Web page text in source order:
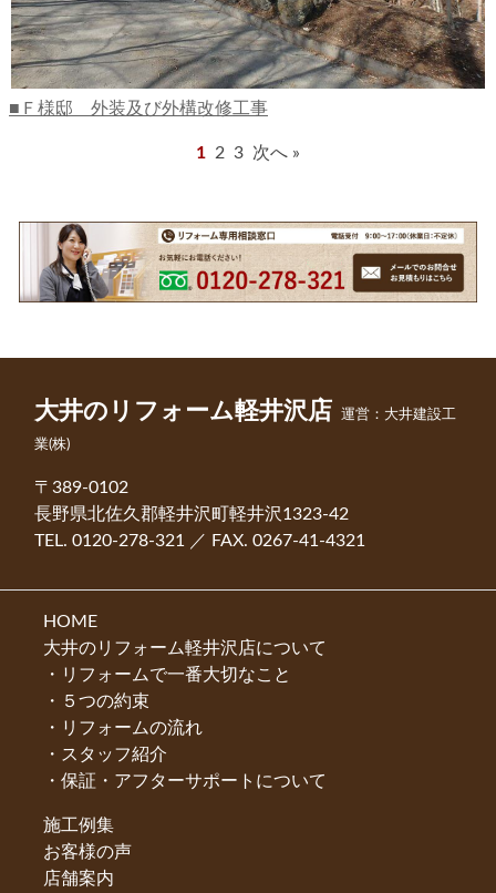
Ｆ様邸 外装及び外構改修工事
1 2 3 次へ »
大井のリフォーム軽井沢店 運営：大井建設工
業(株)
〒389-0102
長野県北佐久郡軽井沢町軽井沢1323-42
TEL. 0120-278-321 ／ FAX. 0267-41-4321
HOME
大井のリフォーム軽井沢店について
リフォームで一番大切なこと
５つの約束
リフォームの流れ
スタッフ紹介
保証・アフターサポートについて
施工例集
お客様の声
店舗案内